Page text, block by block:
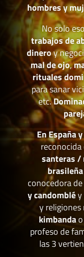
hombres y
No solo
trabajos de
dineroy
mal de ojo,
rituales
para sanar
etc.
En España
santeras /
conocedora
y candombléy
y religiones
kimbandao
profeso de
las 3